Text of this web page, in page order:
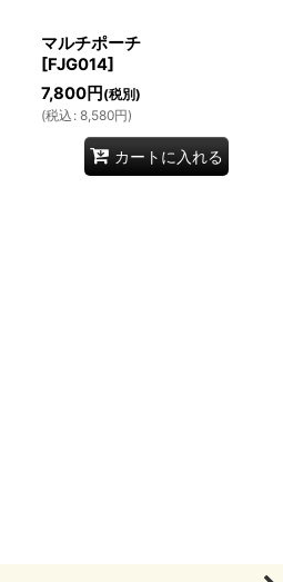
マルチポーチ
[FJG014]
7,800円 (税別)
(税込 : 8,580円)
カートに入れる